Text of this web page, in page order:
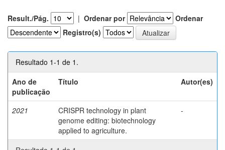
Result./Pág. | Ordenar por
Ordenar
Registro(s)
Resultado 1-1 de 1.
Ano de
publicação
Título Autor(es)
2021
CRISPR technology in plant
genome editing: biotechnology
applied to agriculture.
-